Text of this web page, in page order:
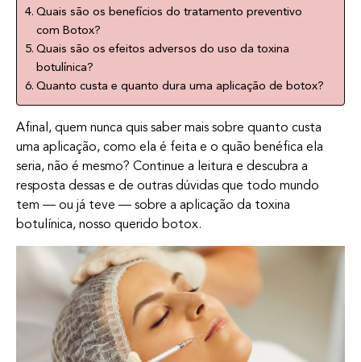
Quais são os benefícios do tratamento preventivo
com Botox?
Quais são os efeitos adversos do uso da toxina
botulínica?
Quanto custa e quanto dura uma aplicação de botox?
Afinal, quem nunca quis saber mais sobre quanto custa
uma aplicação, como ela é feita e o quão benéfica ela
seria, não é mesmo? Continue a leitura e descubra a
resposta dessas e de outras dúvidas que todo mundo
tem — ou já teve — sobre a aplicação da toxina
botulínica, nosso querido botox.